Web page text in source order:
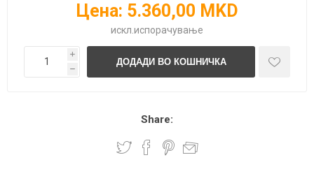
Цена: 5.360,00 MKD
искл. испорачување
i
h
Share: